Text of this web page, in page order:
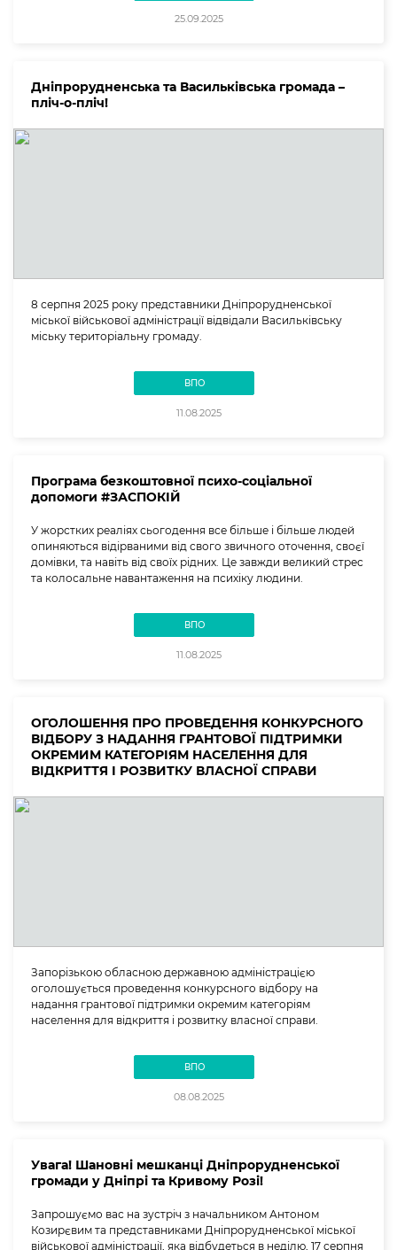
25.09.2025
Дніпрорудненська та Васильківська громада –
пліч-о-пліч!
8 серпня 2025 року представники Дніпрорудненської
міської військової адміністрації відвідали Васильківську
міську територіальну громаду.
ВПО
11.08.2025
Програма безкоштовної психо-соціальної
допомоги #ЗАСПОКІЙ
У жорстких реаліях сьогодення все більше і більше людей
опиняються відірваними від свого звичного оточення, своєї
домівки, та навіть від своїх рідних. Це завжди великий стрес
та колосальне навантаження на психіку людини.
ВПО
11.08.2025
ОГОЛОШЕННЯ ПРО ПРОВЕДЕННЯ КОНКУРСНОГО
ВІДБОРУ З НАДАННЯ ГРАНТОВОЇ ПІДТРИМКИ
ОКРЕМИМ КАТЕГОРІЯМ НАСЕЛЕННЯ ДЛЯ
ВІДКРИТТЯ І РОЗВИТКУ ВЛАСНОЇ СПРАВИ
Запорізькою обласною державною адміністрацією
оголошується проведення конкурсного відбору на
надання грантової підтримки окремим категоріям
населення для відкриття і розвитку власної справи.
ВПО
08.08.2025
Увага! Шановні мешканці Дніпрорудненської
громади у Дніпрі та Кривому Розі!
Запрошуємо вас на зустріч з начальником Антоном
Козирєвим та представниками Дніпрорудненської міської
військової адміністрації, яка відбудеться в неділю, 17 серпня